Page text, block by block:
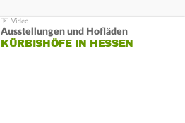
Ausstellungen und Hofläden
KÜRBISHÖFE IN HESSEN